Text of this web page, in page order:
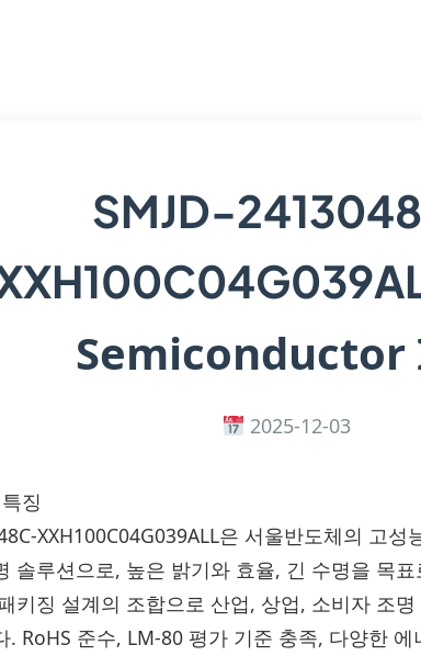
SMJD-
Semiconductor
2025-12-03
징
XXH100C04G039ALL은 서울반도체의 고
솔루션으로, 높은 밝기와 효율, 긴 수명을 목
키징 설계의 조합으로 산업, 상업, 소비자 조
. RoHS 준수, LM-80 평가 기준 충족, 다양한